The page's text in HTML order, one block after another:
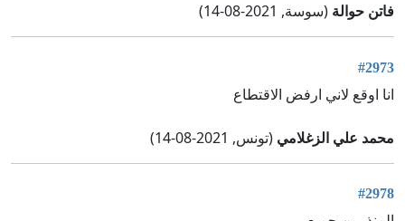
فاتن حوالة (سوسة, 2021-08-14)
#2973
انا اوقع لاني ارفض الاقتطاع
محمد علي الزغلامي (تونس, 2021-08-14)
#2978